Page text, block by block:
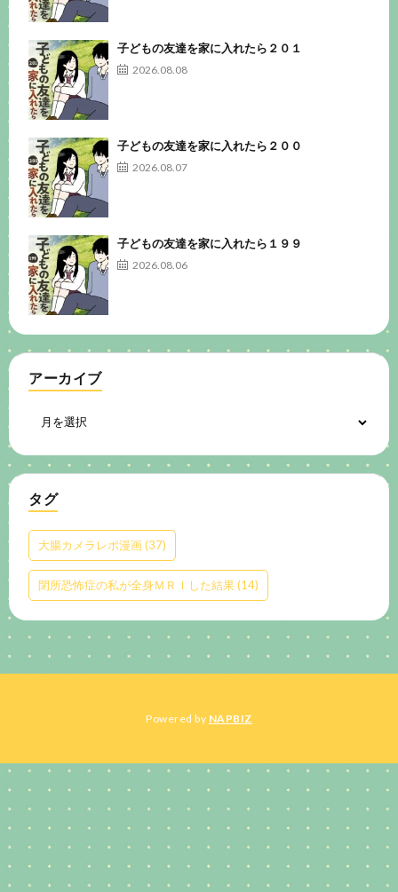
子どもの友達を家に入れたら２０１
2026.08.08
子どもの友達を家に入れたら２００
2026.08.07
子どもの友達を家に入れたら１９９
2026.08.06
アーカイブ
タグ
大腸カメラレポ漫画(37)
閉所恐怖症の私が全身ＭＲＩした結果(14)
Powered by NAPBIZ